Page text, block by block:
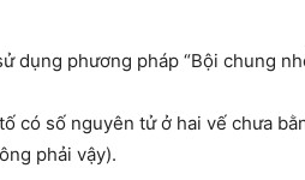
dụng phương pháp “Bội chung
có số nguyên tử ở hai vế chưa
phải vậy).